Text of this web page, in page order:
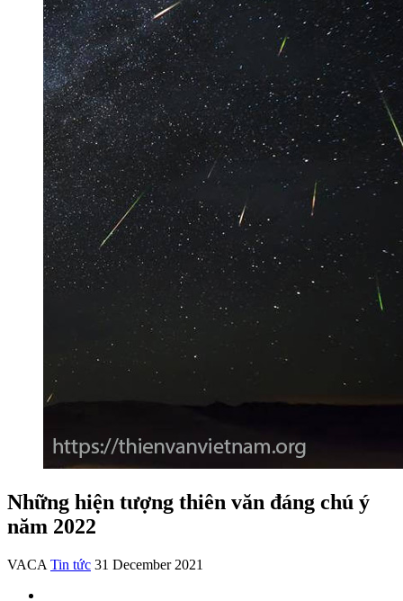
Những hiện tượng thiên văn đáng chú ý
năm 2022
VACA Tin tức 31 December 2021